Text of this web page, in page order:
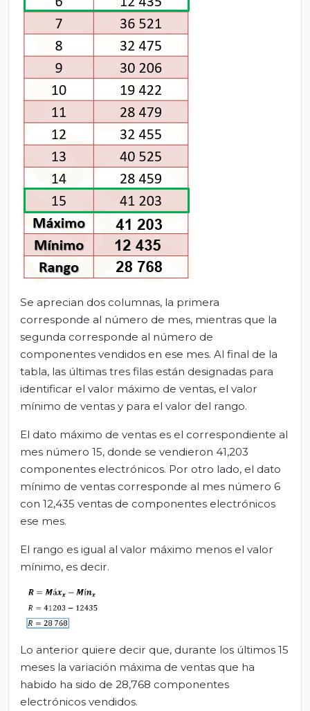
Se aprecian dos columnas, la primera
corresponde al número de mes, mientras que la
segunda corresponde al número de
componentes vendidos en ese mes. Al final de la
tabla, las últimas tres filas están designadas para
identificar el valor máximo de ventas, el valor
mínimo de ventas y para el valor del rango.
El dato máximo de ventas es el correspondiente al
mes número 15, donde se vendieron 41,203
componentes electrónicos. Por otro lado, el dato
mínimo de ventas corresponde al mes número 6
con 12,435 ventas de componentes electrónicos
ese mes.
El rango es igual al valor máximo menos el valor
mínimo, es decir.
Lo anterior quiere decir que, durante los últimos 15
meses la variación máxima de ventas que ha
habido ha sido de 28,768 componentes
electrónicos vendidos.